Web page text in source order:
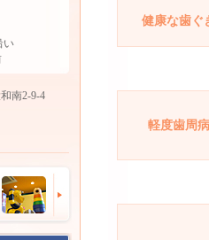
健康な歯ぐ
軽度歯周病
い
南2-9-4